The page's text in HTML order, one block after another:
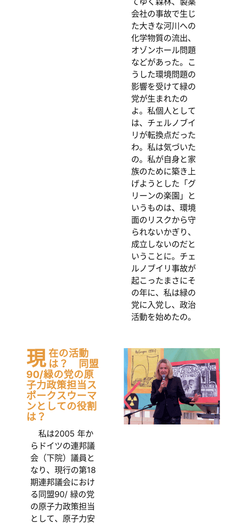
会社の事故で生じ
た大きな河川への
化学物質の流出、
オゾンホール問題
などがあった。こ
うした環境問題の
影響を受けて緑の
党が生まれたの
よ。私個人として
は、チェルノブイ
リが転換点だった
わ。私は気づいた
の。私が自身と家
族のために築き上
げようとした「グ
リーンの楽園」と
いうものは、環境
面のリスクから守
られないかぎり、
成立しないのだと
いうことに。チェ
ルノブイリ事故が
起こったまさにそ
の年に、私は緑の
党に入党し、政治
活動を始めたの。
現 在の活動
は？ 同盟
90/緑の党の原
子力政策担当ス
ポークスウーマ
ンとしての役割
は？
私は2005 年か
らドイツの連邦議
会（下院）議員と
なり、現行の第18
期連邦議会におけ
る同盟90/ 緑の党
の原子力政策担当
として、原子力安